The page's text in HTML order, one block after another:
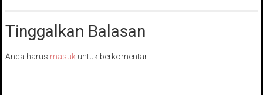
Tinggalkan Balasan
Anda harus masuk untuk berkomentar.